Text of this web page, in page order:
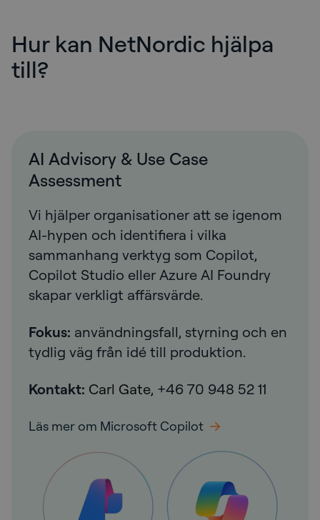
Hur kan NetNordic hjälpa
till?
AI Advisory & Use Case
Assessment
Vi hjälper organisationer att se igenom
AI-hypen och identifiera i vilka
sammanhang verktyg som Copilot,
Copilot Studio eller Azure AI Foundry
skapar verkligt affärsvärde.
Fokus: användningsfall, styrning och en
tydlig väg från idé till produktion.
Kontakt: Carl Gate, +46 70 948 52 11
Läs mer om Microsoft Copilot